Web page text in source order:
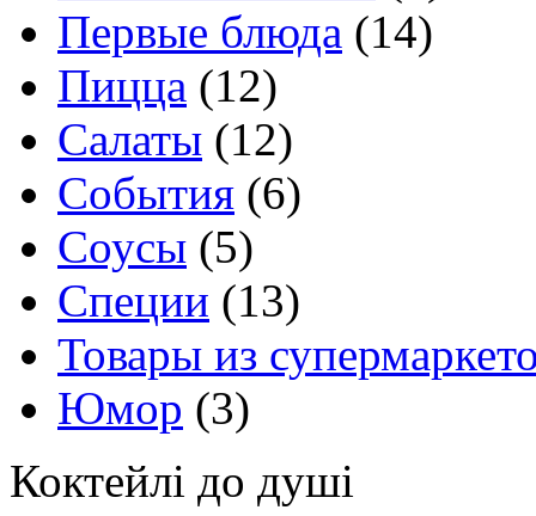
Первые блюда (14)
Пицца (12)
Салаты (12)
События (6)
Соусы (5)
Специи (13)
Товары из
Юмор (3)
Коктейлі до душі